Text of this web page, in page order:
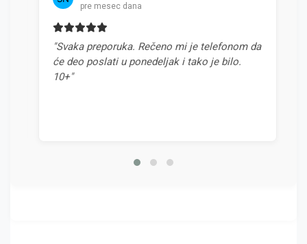
pre mesec dana
"Svaka preporuka. Rečeno mi je telefonom da
će deo poslati u ponedeljak i tako je bilo.
10+"